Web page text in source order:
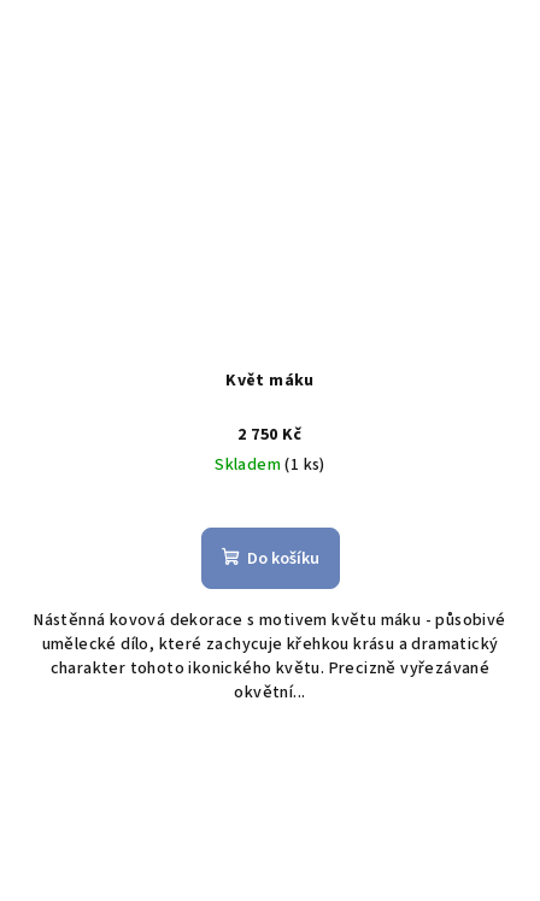
Květ máku
2 750 Kč
Skladem(1 ks)
Do košíku
Nástěnná kovová dekorace s motivem květu máku - působivé
umělecké dílo, které zachycuje křehkou krásu a dramatický
charakter tohoto ikonického květu. Precizně vyřezávané
okvětní...